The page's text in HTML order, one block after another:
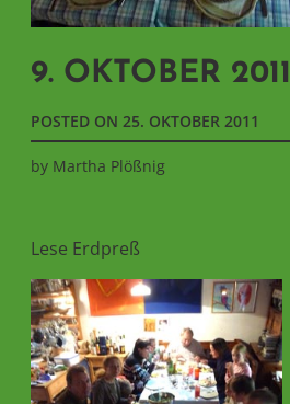
9. OKTOBER 2011
POSTED ON 25. OKTOBER 2011
by Martha Plößnig
Lese Erdpreß